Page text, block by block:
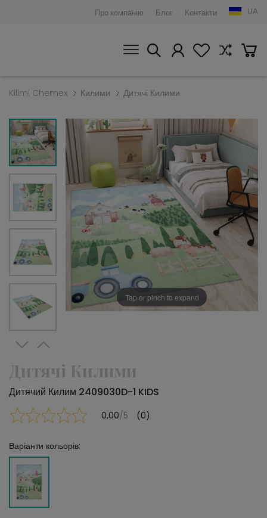
Про компанію Блог Контакти UA
Kilimi Chemex Килими Дитячі Килими
Tap or pinch to expand
Дитячі Килими
Дитячий Килим 2409030D-1 KIDS
0,00/5 (0)
Варіанти кольорів: